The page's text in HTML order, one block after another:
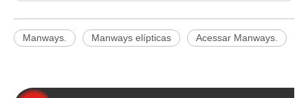
Manways. Manways elípticas Acessar Manways.